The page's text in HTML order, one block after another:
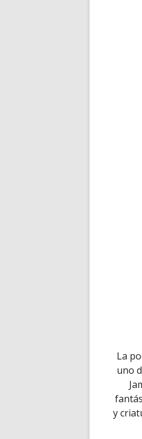
La
uno
y